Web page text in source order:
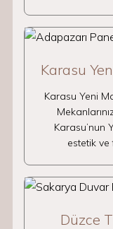
Karasu
Karasu Yeni
Karasu’nun
estetik
Düzce